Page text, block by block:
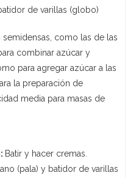
de varillas (globo)
semidensas, como las de las
combinar azúcar y
para agregar azúcar a las
la preparación de
media para masas de
Batir y hacer cremas.
(pala) y batidor de varillas